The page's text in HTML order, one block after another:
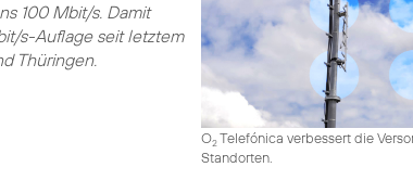
O2Telefónica verbessert die
Standorten.
100 Mbit/s. Damit
s-Auflage seit letztem
Thüringen.